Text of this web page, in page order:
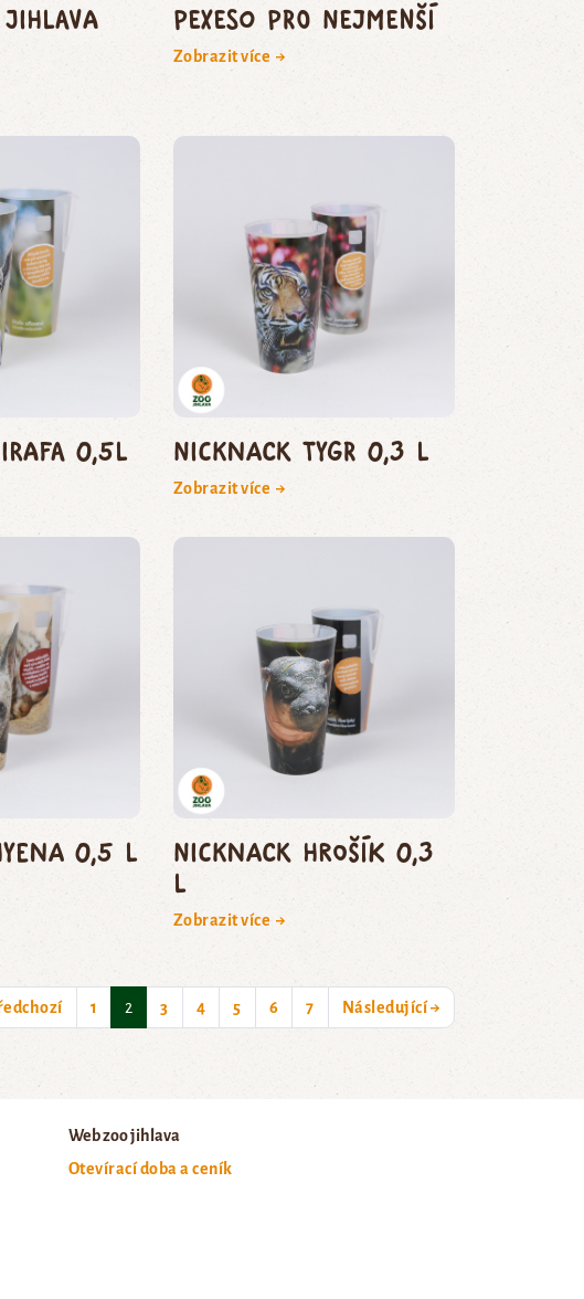
Jihlava Pexeso pro nejmenší
Zobrazit více →
0,5l NickNack Tygr 0,3 l
Zobrazit více →
0,5 l
NickNack Hrošík 0,3
l
Zobrazit více →
1 2 (current)
3 4 5 6 7 Následující →
Web zoo jihlava
Otevírací doba a ceník